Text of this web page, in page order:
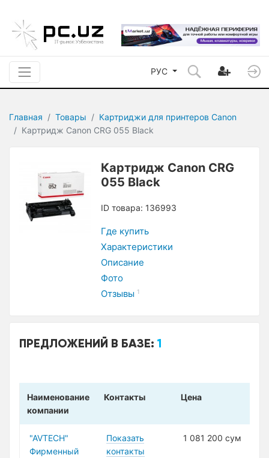
РУС
Главная Товары
Картриджи для принтеров Canon
Картридж Canon CRG 055 Black
Картридж Canon CRG
055 Black
ID товара: 136993
Где купить
Характеристики
Описание
Фото
Отзывы 1
ПРЕДЛОЖЕНИЙ В БАЗЕ:1
Наименование
компании
Контакты Цена
"AVTECH"
Фирменный
Показать
контакты
1 081 200 сум